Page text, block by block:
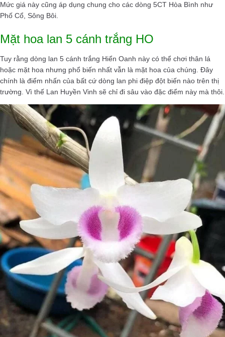
Mức giá này cũng áp dụng chung cho các dòng 5CT Hòa Bình như
Phố Cổ, Sông Bôi.
Mặt hoa lan 5 cánh trắng HO
Tuy rằng dòng lan 5 cánh trắng Hiển Oanh này có thể chơi thân lá
hoặc mặt hoa nhưng phổ biến nhất vẫn là mặt hoa của chúng. Đây
chính là điểm nhấn của bất cứ dòng lan phi điệp đột biến nào trên thị
trường. Vì thế Lan Huyền Vinh sẽ chỉ đi sâu vào đặc điểm này mà thôi.